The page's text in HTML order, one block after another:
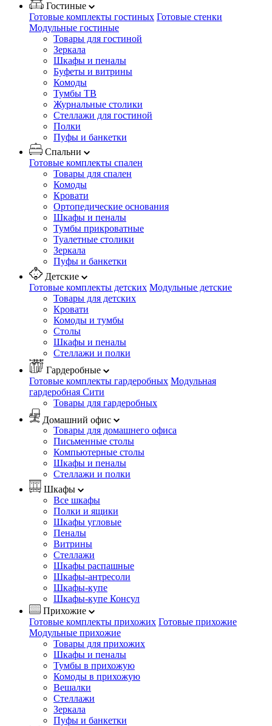
Гостиные
Готовые комплекты гостиных Готовые стенки
Модульные гостиные
Товары для гостиной
Зеркала
Шкафы и пеналы
Буфеты и витрины
Комоды
Тумбы ТВ
Журнальные столики
Стеллажи для гостиной
Полки
Пуфы и банкетки
Спальни
Готовые комплекты спален
Товары для спален
Комоды
Кровати
Ортопедические основания
Шкафы и пеналы
Тумбы прикроватные
Туалетные столики
Зеркала
Пуфы и банкетки
Детские
Готовые комплекты детских Модульные детские
Товары для детских
Кровати
Комоды и тумбы
Столы
Шкафы и пеналы
Стеллажи и полки
Гардеробные
Готовые комплекты гардеробных Модульная
гардеробная Сити
Товары для гардеробных
Домашний офис
Товары для домашнего офиса
Письменные столы
Компьютерные столы
Шкафы и пеналы
Стеллажи и полки
Шкафы
Все шкафы
Полки и ящики
Шкафы угловые
Пеналы
Витрины
Стеллажи
Шкафы распашные
Шкафы-антресоли
Шкафы-купе
Шкафы-купе Консул
Прихожие
Готовые комплекты прихожих Готовые прихожие
Модульные прихожие
Товары для прихожих
Шкафы и пеналы
Тумбы в прихожую
Комоды в прихожую
Вешалки
Стеллажи
Зеркала
Пуфы и банкетки